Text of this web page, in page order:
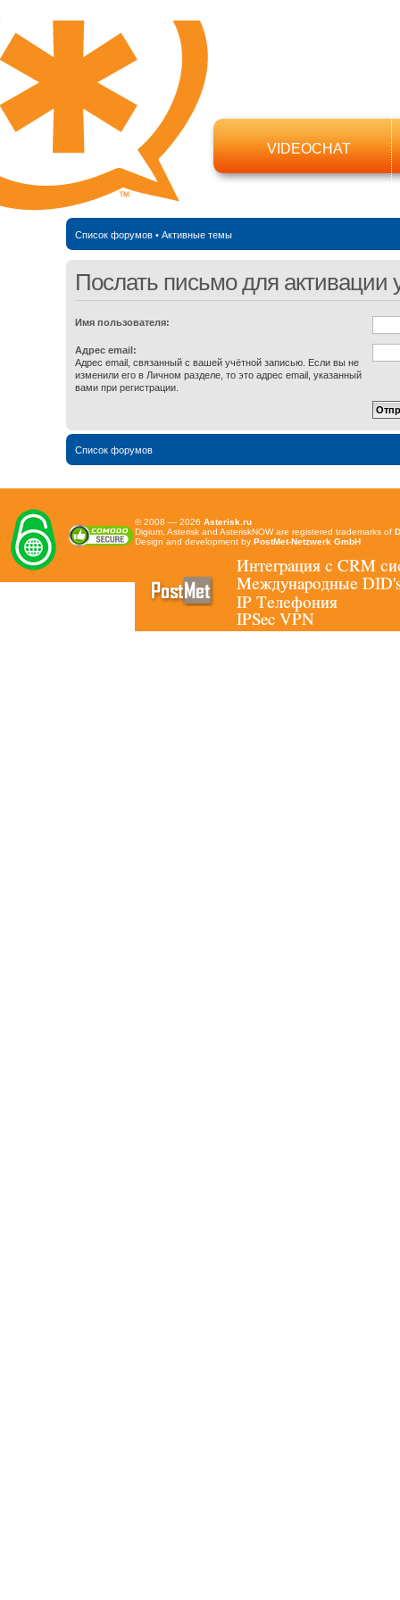
VIDEOCHAT
Список форумов• Активные темы
Послать письмо для активации
Имя пользователя:
Адрес email:
Адрес email, связанный с вашей учётной записью. Если вы не
изменили его в Личном разделе, то это адрес email, указанный
вами при регистрации.
Список форумов
© 2008 — 2026 Asterisk.ru
Digium, Asterisk and AsteriskNOW are registered trademarks of
Design and development by PostMet-Netzwerk GmbH